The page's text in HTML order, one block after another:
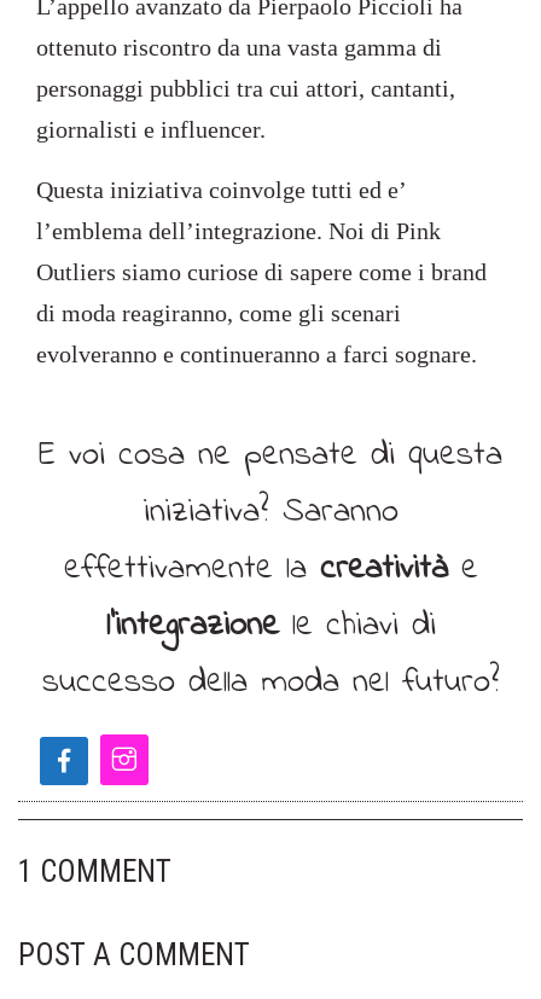
L’appello avanzato da Pierpaolo Piccioli ha
ottenuto riscontro da una vasta gamma di
personaggi pubblici tra cui attori, cantanti,
giornalisti e influencer.
Questa iniziativa coinvolge tutti ed e’
l’emblema dell’integrazione. Noi di Pink
Outliers siamo curiose di sapere come i brand
di moda reagiranno, come gli scenari
evolveranno e continueranno a farci sognare.
E voi cosa ne pensate di questa
iniziativa? Saranno
effettivamente la creativitàe
l’integrazionele chiavi di
successo della moda nel futuro?
1 COMMENT
POST A COMMENT